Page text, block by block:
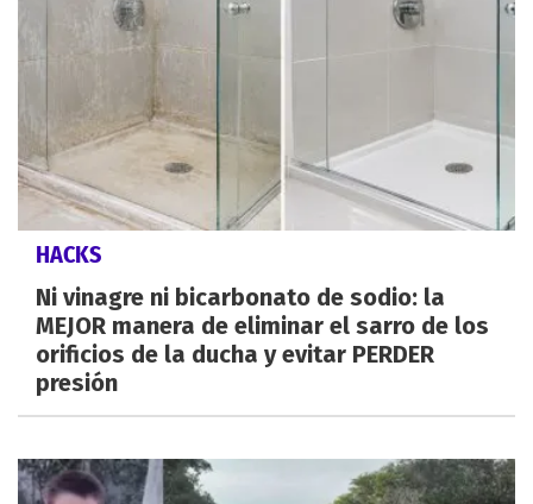
HACKS
Ni vinagre ni bicarbonato de sodio: la
MEJOR manera de eliminar el sarro de los
orificios de la ducha y evitar PERDER
presión